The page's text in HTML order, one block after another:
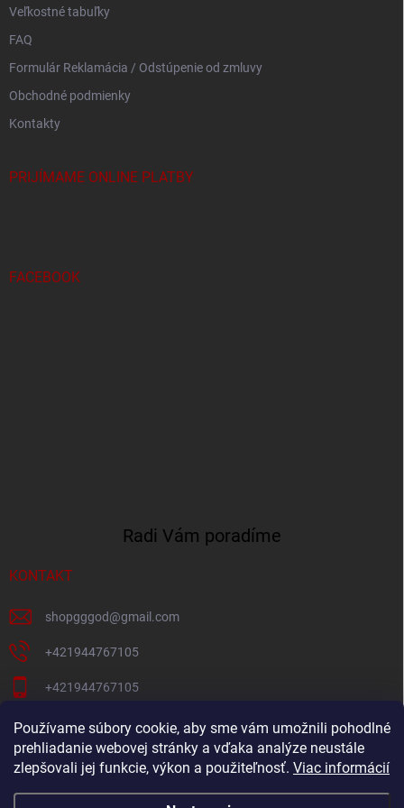
Používame súbory cookie, aby sme vám umožnili pohodlné
prehliadanie webovej stránky a vďaka analýze neustále
zlepšovali jej funkcie, výkon a použiteľnosť. Viac informácií
Veľkostné tabuľky
FAQ
Formulár Reklamácia / Odstúpenie od zmluvy
Obchodné podmienky
Kontakty
PRIJÍMAME ONLINE PLATBY
FACEBOOK
Radi Vám poradíme
KONTAKT
shopgggod@gmail.com
+421944767105
+421944767105
Pacni Facebook
gg_god_eshop